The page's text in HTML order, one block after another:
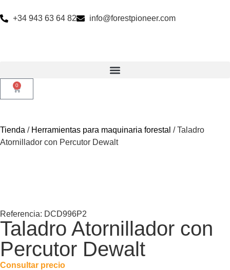
+34 943 63 64 82 info@forestpioneer.com
0
Tienda / Herramientas para maquinaria forestal / Taladro
Atornillador con Percutor Dewalt
Referencia: DCD996P2
Taladro Atornillador con
Percutor Dewalt
Consultar precio